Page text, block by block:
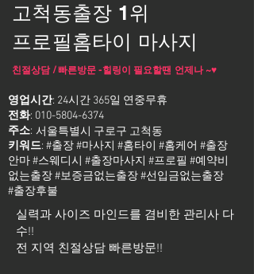
고척동출장 1위
프로필홈타이 마사지
친절상담 / 빠른방문 -힐링이 필요할땐 언제나 ~♥
영업시간: 24시간 365일 연중무휴
전화: 010-5804-6374
주소:
키워드: #출장 #마사지 #홈타이 #홈케어 #출장
안마 #스웨디시 #출장마사지 #프로필 #예약비
없는출장 #보증금없는출장 #선입금없는출장
#출장후불
서울특별시 구로구 고척동
실력과 사이즈 마인드를 겸비한 관리사 다
수!!
전 지역 친절상담 빠른방문!!